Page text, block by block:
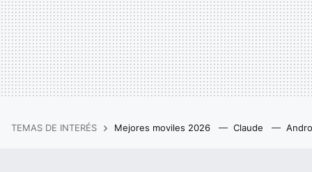
TEMAS DE INTERÉS Mejores moviles 2026 Claude